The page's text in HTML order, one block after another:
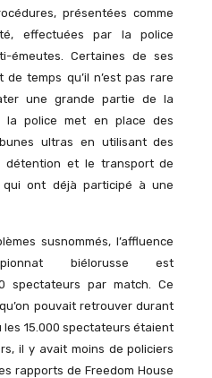
présentées comme
effectuées par la police
émeutes. Certaines de ses
temps qu’il n’est pas rare
une grande partie de la
la police met en place des
ultras en utilisant des
détention et le transport de
ont déjà participé à une
susnommés, l’affluence
biélorusse est
spectateurs par match. Ce
pouvait retrouver durant
les 15.000 spectateurs étaient
il y avait moins de policiers
rapports de Freedom House